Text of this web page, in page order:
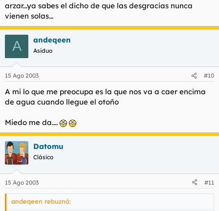
arzar...ya sabes el dicho de que las desgracias nunca
vienen solas...
A andeqeen
Asiduo
15 Ago 2003 #10
A mi lo que me preocupa es la que nos va a caer encima
de agua cuando llegue el otoño
Miedo me da....
Datomu
Clásico
15 Ago 2003 #11
andeqeen rebuznó: